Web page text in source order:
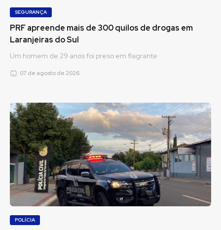
SEGURANÇA
PRF apreende mais de 300 quilos de drogas em
Laranjeiras do Sul
Um homem de 29 anos foi preso em flagrante
07 de agosto de 2026
POLÍCIA